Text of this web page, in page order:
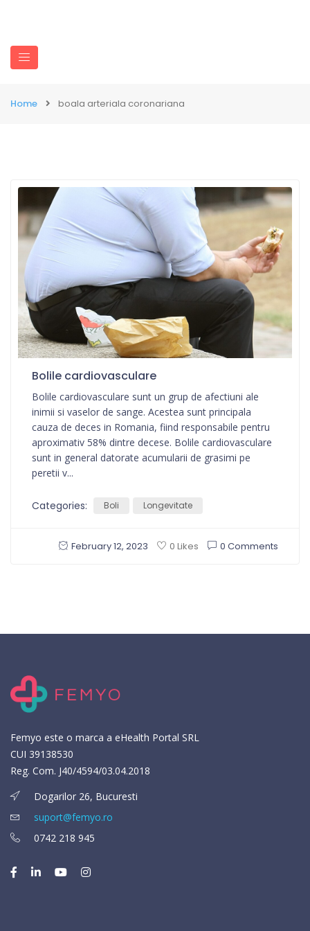
Home boala arteriala coronariana
Bolile cardiovasculare
Bolile cardiovasculare sunt un grup de afectiuni ale
inimii si vaselor de sange. Acestea sunt principala
cauza de deces in Romania, fiind responsabile pentru
aproximativ 58% dintre decese. Bolile cardiovasculare
sunt in general datorate acumularii de grasimi pe
peretii v...
Categories: Boli Longevitate
February 12, 2023 0 Likes 0 Comments
Femyo este o marca a eHealth Portal SRL
CUI 39138530
Reg. Com. J40/4594/03.04.2018
Dogarilor 26, Bucuresti
suport@femyo.ro
0742 218 945